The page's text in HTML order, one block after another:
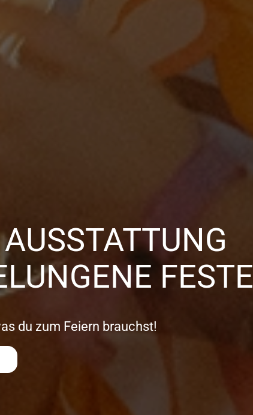
FESTE
du zum Feiern brauchst!